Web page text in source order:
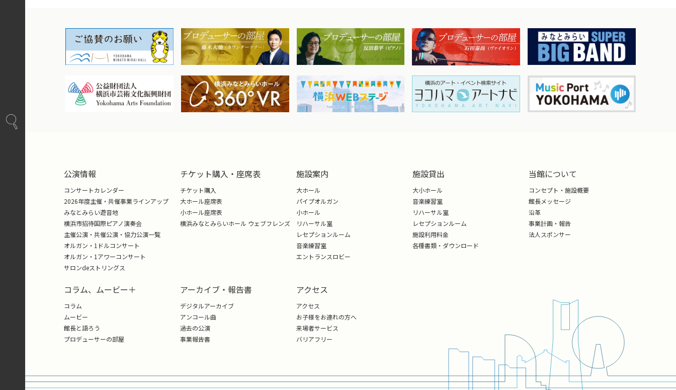
公演情報
コンサートカレンダー
2026年度主催・共催事業ラインアップ
みなとみらい遊音地
横浜市招待国際ピアノ演奏会
主催公演・共催公演・協力公演一覧
オルガン・1ドルコンサート
オルガン・1アワーコンサート
サロンdeストリングス
チケット購入・座席表
チケット購入
大ホール座席表
小ホール座席表
横浜みなとみらいホール ウェブフレンズ
施設案内
大ホール
パイプオルガン
小ホール
リハーサル室
レセプションルーム
音楽練習室
エントランスロビー
施設貸出
大小ホール
音楽練習室
リハーサル室
レセプションルーム
施設利用料金
各種書類・ダウンロード
当館について
コンセプト・施設概要
館長メッセージ
沿革
事業計画・報告
法人スポンサー
コラム、ムービー＋
コラム
ムービー
館長と語ろう
プロデューサーの部屋
アーカイブ・報告書
デジタルアーカイブ
アンコール曲
過去の公演
事業報告書
アクセス
アクセス
お子様をお連れの方へ
来場者サービス
バリアフリー